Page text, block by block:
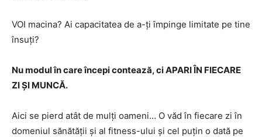
VOI macina? Ai capacitatea de a-ți împinge limitate pe tine
însuți?
Nu modul în care începi contează, ci APARI ÎN FIECARE
ZI ȘI MUNCĂ.
Aici se pierd atât de mulți oameni… O văd în fiecare zi în
domeniul sănătății și al fitness-ului și cel puțin o dată pe